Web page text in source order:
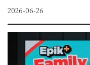
2026-06-26